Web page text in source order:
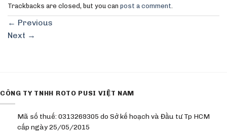
Trackbacks are closed, but you can post a comment.
← Previous
Next →
CÔNG TY TNHH ROTO PUSI VIỆT NAM
Mã số thuế: 0313269305 do Sở kế hoạch và Đầu tư Tp HCM
cấp ngày 25/05/2015